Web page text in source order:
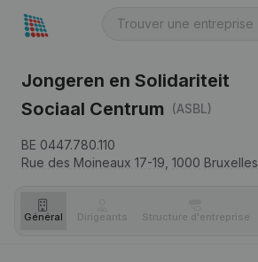
Jongeren en Solidariteit
Sociaal Centrum (ASBL)
BE 0447.780.110
Rue des Moineaux 17-19, 1000 Bruxelles
Général Dirigeants Structure d'entreprise